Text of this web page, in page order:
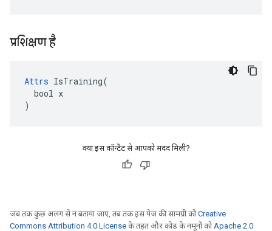
प्रशिक्षण है
Attrs IsTraining(
  bool x
)
क्या इस कॉन्टेंट से आपको मदद मिली?
जब तक कुछ अलग से न बताया जाए, तब तक इस पेज की सामग्री कोCreative
Commons Attribution 4.0 License के तहत और कोड के नमूनों कोApache 2.0